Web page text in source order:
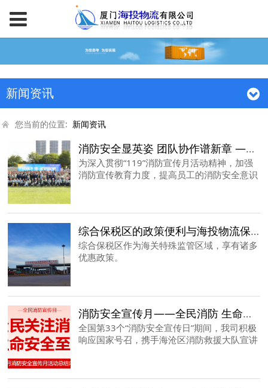
新闻资讯
您当前的位置: 新闻资讯
消防安全显英姿 团队协作谱新章 ——2024消防竞技运动会圆满落幕
为深入贯彻“119”消防宣传月活动精神，加强
消防宣传教育力度，提高员工的消防安全意识
区消防救援大队兴港站协办，主题为“燃情不
沧区消防救援训练中心顺利举行。
综合保税区的政策便利与海投物流保税业务简介
综合保税区作为海关特殊监管区域，享有诸多
优惠政策。
消防安全宣传月——全民消防 生命至上
全国第33个“消防安全宣传日”期间，我司积极
响应国家号召，携手海沧区消防救援大队宣讲
安全技术指导服务。